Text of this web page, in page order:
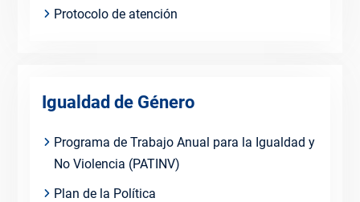
Protocolo de atención
Igualdad de Género
Programa de Trabajo Anual para la Igualdad y
No Violencia (PATINV)
Plan de la Política